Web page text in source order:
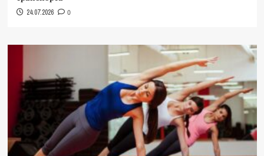
24.07.2026 0